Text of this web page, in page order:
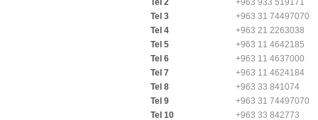
Tel 2
+963 933 519171
Tel 3
+963 31 74497070
Tel 4
+963 21 2263038
Tel 5
+963 11 4642185
Tel 6
+963 11 4637000
Tel 7
+963 11 4624184
Tel 8
+963 33 841074
Tel 9
+963 31 74497070
Tel 10
+963 33 842773